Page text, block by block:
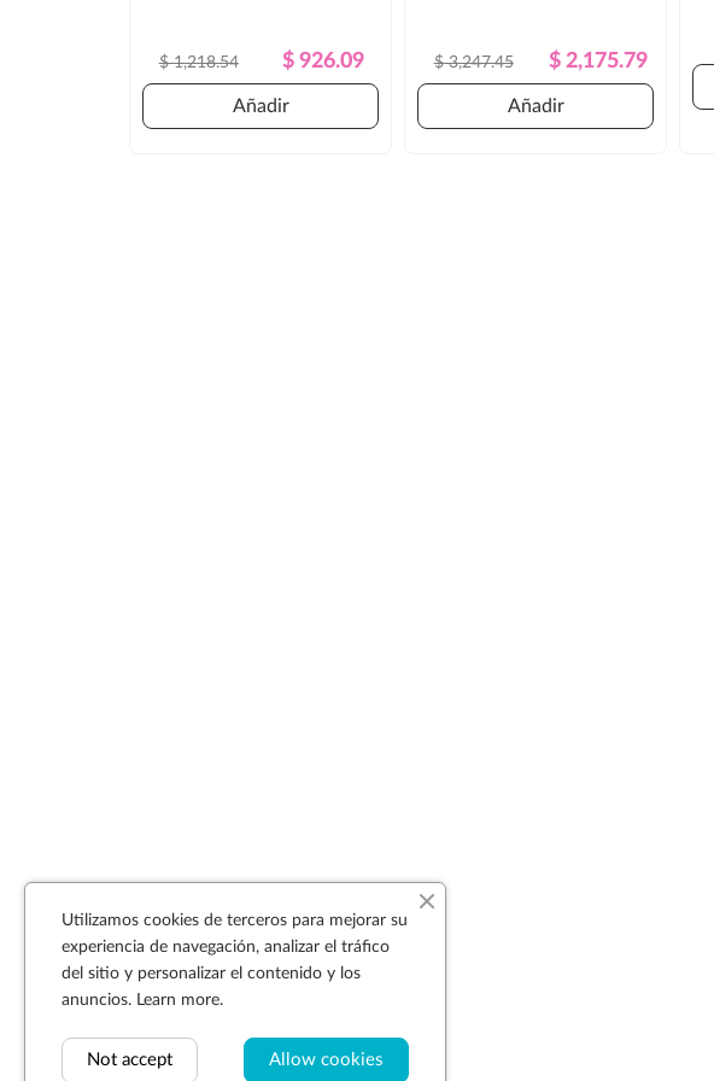
Precio
Regular
$ 1,218.54 Precio
$ 926.09
Añadir
Precio
Regular
$ 3,247.45 Precio
$ 2,175.79
Añadir
Utilizamos cookies de terceros para mejorar su
experiencia de navegación, analizar el tráfico
del sitio y personalizar el contenido y los
anuncios. Learn more.
Allow cookies
Not accept